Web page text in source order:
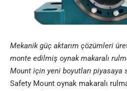
Mekanik güç aktarım çözümleri
monte edilmiş oynak makaralı
Mount için yeni boyutları piyasaya
Safety Mount oynak makaralı